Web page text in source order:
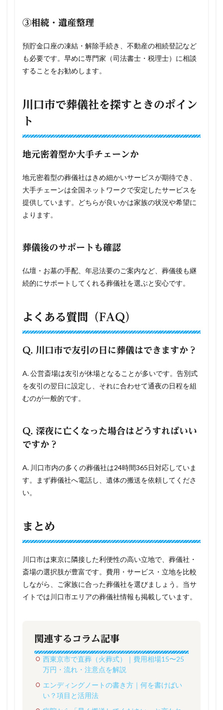
③相続・遺産整理
預貯金口座の凍結・解除手続き、不動産の相続登記など
も必要です。早めに専門家（司法書士・税理士）に相談
することをお勧めします。
川口市で葬儀社を探すときのポイン
ト
地元密着型か大手チェーンか
地元密着型の葬儀社はきめ細かいサービスが期待でき、
大手チェーンは全国ネットワークで安定したサービスを
提供しています。どちらが良いかは家族の状況や希望に
よります。
葬儀後のサポートも確認
仏壇・お墓の手配、年忌法要のご案内など、葬儀後も継
続的にサポートしてくれる葬儀社を選ぶと安心です。
よくある質問（FAQ）
Q. 川口市で友引の日に葬儀はできますか？
A. 公営斎場は友引が休場となることが多いです。告別式
を友引の翌日に設定し、それに合わせて通夜の日程を組
むのが一般的です。
Q. 深夜に亡くなった場合はどうすればいい
ですか？
A. 川口市内の多くの葬儀社は24時間365日対応していま
す。まず葬儀社へ電話し、遺体の搬送を依頼してくださ
い。
まとめ
川口市は東京に隣接した利便性の高い立地で、葬儀社・
斎場の選択肢が豊富です。費用・サービス・立地を比較
しながら、ご家族に合った葬儀社を選びましょう。当サ
イトでは川口市エリアの葬儀社情報も掲載しています。
関連するコラム記事
西東京市で直葬（火葬式）｜費用相場15〜25
万円・流れ・注意点を解説
エンディングノートの書き方｜何を書けばい
い？項目と活用法